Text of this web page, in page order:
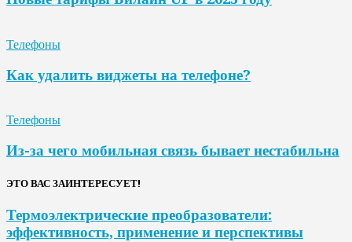
Телефоны
Как удалить виджеты на телефоне?
Телефоны
Из-за чего мобильная связь бывает нестабильна
ЭТО ВАС ЗАИНТЕРЕСУЕТ!
Термоэлектрические преобразователи:
эффективность, применение и перспективы